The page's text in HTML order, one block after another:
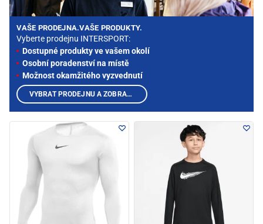
VAŠE PRODEJNA.VAŠE PRODUKTY.
Vyberte prodejnu INTERSPORT:
Dostupné produkty ve vašem okolí
Osobní poradenství na místě
Možnost okamžitého vyzvednutí
VYBRAT PRODEJNU A ZOBRAZIT PRODUKTY